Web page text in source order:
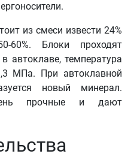
из смеси извести 24%
60%. Блоки проходят
автоклаве, температура
МПа. При автоклавной
новый минерал.
прочные и дают